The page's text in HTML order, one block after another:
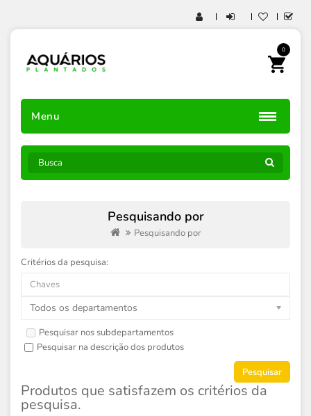
0
Menu
Pesquisando por
Pesquisando por
Critérios da pesquisa:
Todos os departamentos
Pesquisar nos subdepartamentos
Pesquisar na descrição dos produtos
Produtos que satisfazem os critérios da
pesquisa.